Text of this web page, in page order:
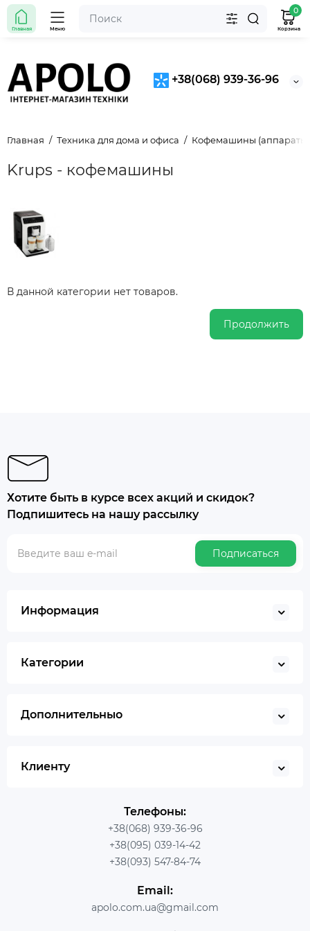
+38(068) 939-36-96
Главная Меню
0
Корзина
Главная Техника для дома и офиса Кофемашины (аппараты)
Krups - кофемашины
В данной категории нет товаров.
Продолжить
Хотите быть в курсе всех акций и скидок?
Подпишитесь на нашу рассылку
Подписаться
Информация
Категории
Дополнительныо
Клиенту
Телефоны:
+38(068) 939-36-96
+38(095) 039-14-42
+38(093) 547-84-74
Email:
apolo.com.ua@gmail.com